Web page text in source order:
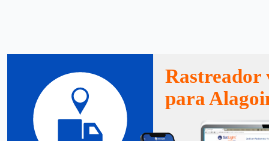
Rastreador
para